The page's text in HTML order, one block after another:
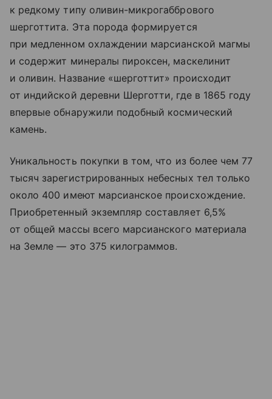
к редкому типу оливин-микрогаббрового
шерготтита. Эта порода формируется
при медленном охлаждении марсианской магмы
и содержит минералы пироксен, маскелинит
и оливин. Название «шерготтит» происходит
от индийской деревни Шерготти, где в 1865 году
впервые обнаружили подобный космический
камень.
Уникальность покупки в том, что из более чем 77
тысяч зарегистрированных небесных тел только
около 400 имеют марсианское происхождение.
Приобретенный экземпляр составляет 6,5%
от общей массы всего марсианского материала
на Земле — это 375 килограммов.